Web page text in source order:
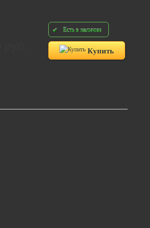
Есть в наличии
Купить